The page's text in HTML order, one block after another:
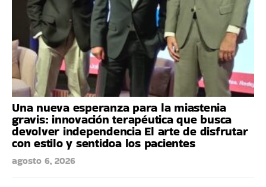
Una nueva esperanza para la miastenia
gravis: innovación terapéutica que busca
devolver independencia El arte de disfrutar
con estilo y sentidoa los pacientes
agosto 6, 2026